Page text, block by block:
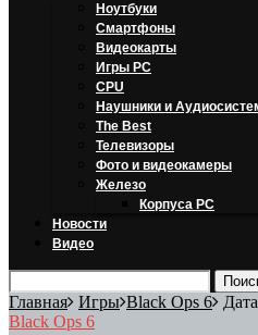
Ноутбуки
Смартфоны
Видеокарты
Игры PC
CPU
Наушники и
The Best
Телевизоры
Фото и видеокамеры
Железо
Корпуса PC
Новости
Видео
Главная Игры Black Ops 6
Black Ops 6